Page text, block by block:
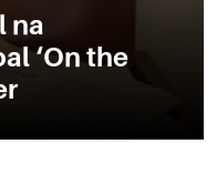
na
‘On the